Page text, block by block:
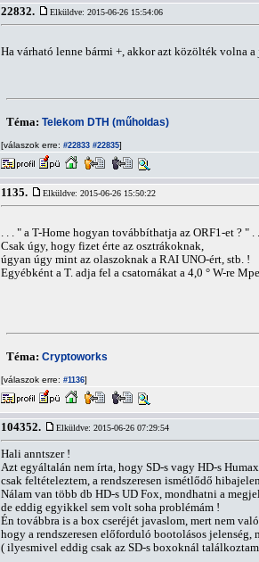
22832. Elküldve: 2015-06-26 15:54:06
Ha várható lenne bármi +, akkor azt közölték volna
Téma: Telekom DTH (műholdas)
[válaszok erre: #22833 #22835]
1135. Elküldve: 2015-06-26 15:50:22
. . . " a T-Home hogyan továbbíthatja az ORF1-et ? " . . .
Csak úgy, hogy fizet érte az osztrákoknak,
úgyan úgy mint az olaszoknak a RAI UNO-ért, stb. !
Egyébként a T. adja fel a csatornákat a 4,0 ° W-re
Téma: Cryptoworks
[válaszok erre: #1136]
104352. Elküldve: 2015-06-26 07:29:54
Hali anntszer !
Azt egyáltalán nem írta, hogy SD-s vagy HD-s
csak feltételeztem, a rendszeresen ismétlődő
Nálam van több db HD-s UD Fox, mondhatni a
de eddig egyikkel sem volt soha problémám !
Én továbbra is a box cseréjét javaslom, mert nem
hogy a rendszeresen előforduló bootolásos jelenség,
( ilyesmivel eddig csak az SD-s boxoknál